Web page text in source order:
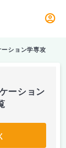
ーション学専攻
ーション